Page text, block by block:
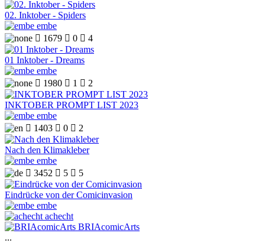
02. Inktober - Spiders
embe
 1679  0  4
01 Inktober - Dreams
embe
 1980  1  2
INKTOBER PROMPT LIST 2023
embe
 1403  0  2
Nach den Klimakleber
embe
 3452  5  5
Eindrücke von der Comicinvasion
embe
achecht
BRIAcomicArts
...